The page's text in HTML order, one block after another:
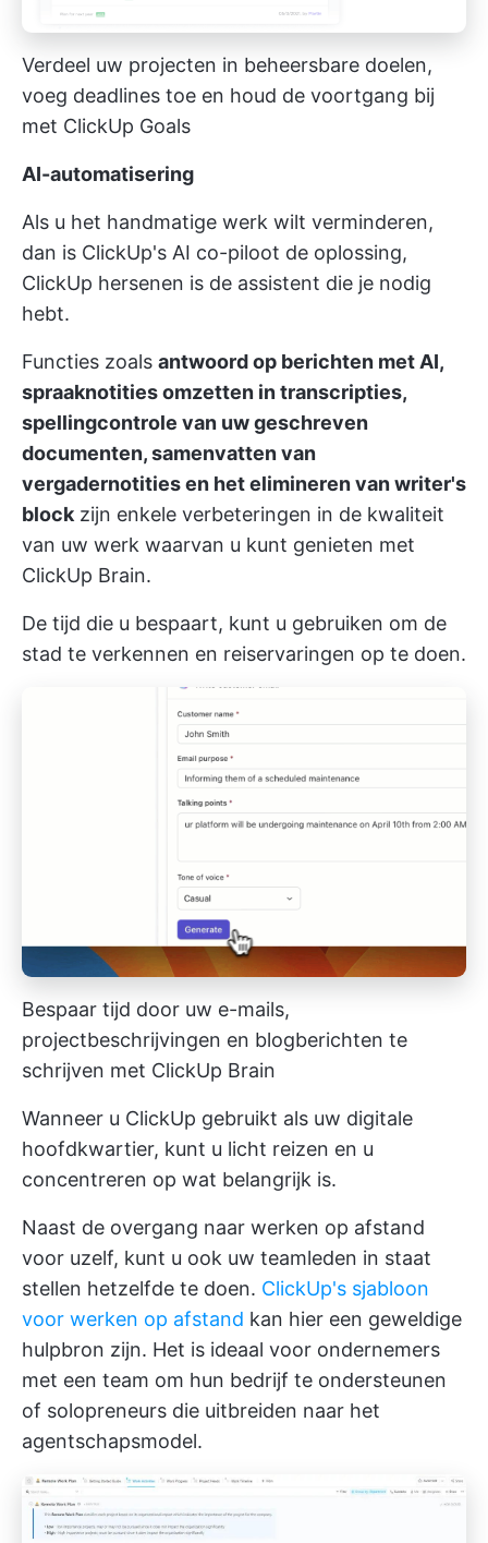
Verdeel uw projecten in beheersbare doelen,
voeg deadlines toe en houd de voortgang bij
met ClickUp Goals
AI-automatisering
Als u het handmatige werk wilt verminderen,
dan is ClickUp's AI co-piloot de oplossing,
ClickUp hersenen is de assistent die je nodig
hebt.
Functies zoals antwoord op berichten met AI,
spraaknotities omzetten in transcripties,
spellingcontrole van uw geschreven
documenten, samenvatten van
vergadernotities en het elimineren van writer's
block zijn enkele verbeteringen in de kwaliteit
van uw werk waarvan u kunt genieten met
ClickUp Brain.
De tijd die u bespaart, kunt u gebruiken om de
stad te verkennen en reiservaringen op te doen.
Bespaar tijd door uw e-mails,
projectbeschrijvingen en blogberichten te
schrijven met ClickUp Brain
Wanneer u ClickUp gebruikt als uw digitale
hoofdkwartier, kunt u licht reizen en u
concentreren op wat belangrijk is.
Naast de overgang naar werken op afstand
voor uzelf, kunt u ook uw teamleden in staat
stellen hetzelfde te doen. ClickUp's sjabloon
voor werken op afstand kan hier een geweldige
hulpbron zijn. Het is ideaal voor ondernemers
met een team om hun bedrijf te ondersteunen
of solopreneurs die uitbreiden naar het
agentschapsmodel.